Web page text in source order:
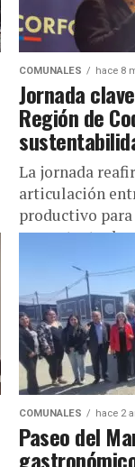
COMUNALES hace 8
Jornada
Región de
La jornada
articulación
productivo
un contexto de
COMUNALES hace 2
Paseo del